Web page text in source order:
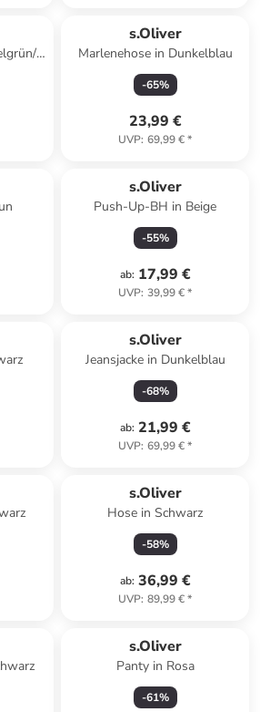
s.Oliver
Marlenehose in Dunkelblau
-65%
23,99 €
UVP: 69,99 €*
s.Oliver
Push-Up-BH in Beige
-55%
ab: 17,99 €
UVP: 39,99 €*
s.Oliver
Jeansjacke in Dunkelblau
-68%
ab: 21,99 €
UVP: 69,99 €*
s.Oliver
Hose in Schwarz
-58%
ab: 36,99 €
UVP: 89,99 €*
s.Oliver
Panty in Rosa
-61%